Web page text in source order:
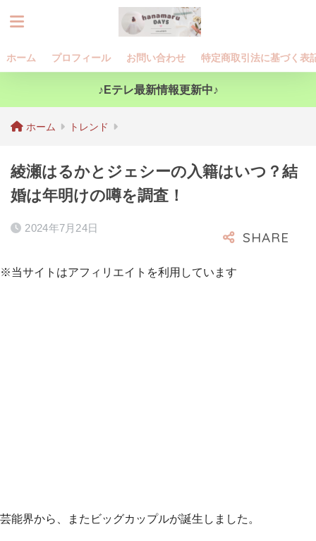
ホーム プロフィール お問い合わせ 特定商取引法に基づく表
♪Eテレ最新情報更新中♪
ホーム トレンド
綾瀬はるかとジェシーの入籍はいつ？結
婚は年明けの噂を調査！
2024年7月24日
※当サイトはアフィリエイトを利用しています
芸能界から、またビッグカップルが誕生しました。